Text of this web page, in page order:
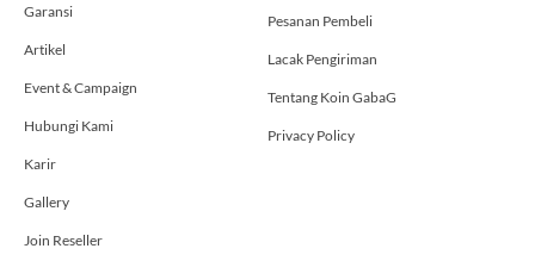
f
Garansi
Artikel
Event & Campaign
Hubungi Kami
Karir
Gallery
Join Reseller
Pesanan Pembeli
Lacak Pengiriman
Tentang Koin GabaG
Privacy Policy